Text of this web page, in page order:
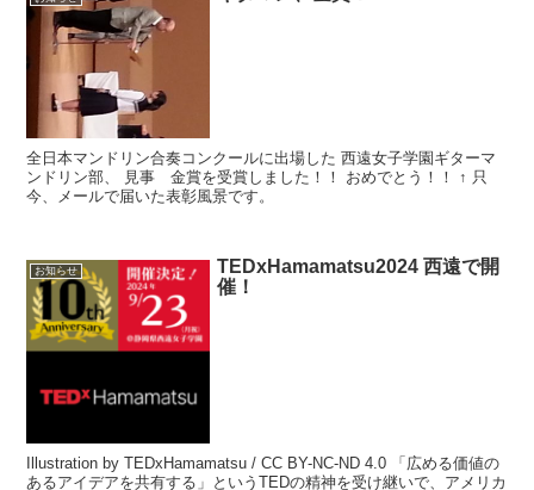
全日本マンドリン合奏コンクールに出場した 西遠女子学園ギターマ
ンドリン部、 見事 金賞を受賞しました！！ おめでとう！！ ↑ 只
今、メールで届いた表彰風景です。
お知らせ
TEDxHamamatsu2024 西遠で開
催！
Illustration by TEDxHamamatsu / CC BY-NC-ND 4.0 「広める価値の
あるアイデアを共有する」というTEDの精神を受け継いで、アメリカ